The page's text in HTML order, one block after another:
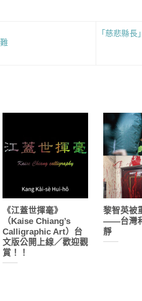
「慈悲縣
《江蓋世揮毫》
（Kaise Chiang’s
Calligraphic Art）台
文版公開上線／歡迎觀
賞！！
黎智英被
——台灣
靜